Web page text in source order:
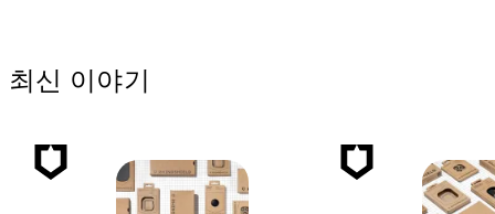
최신 이야기